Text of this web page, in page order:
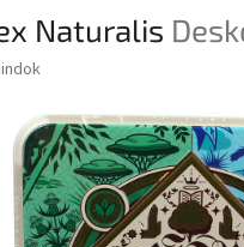
Naturalis